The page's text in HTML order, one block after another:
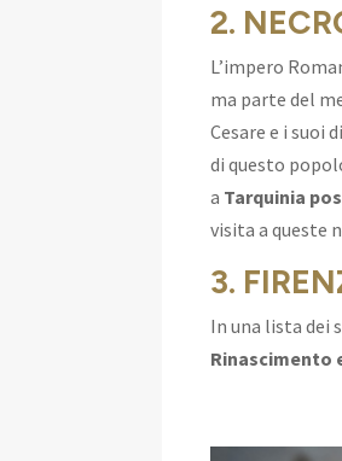
2.
L’impero
ma parte del
Cesare e i suoi
di questo
a Tarquinia
visita a queste
3.
In una lista dei
Rinascimento